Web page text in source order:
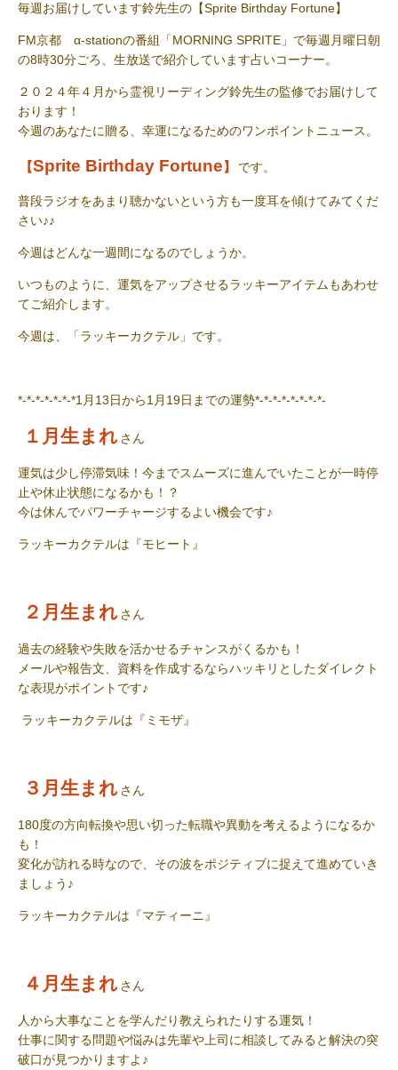
毎週お届けしています鈴先生の【Sprite Birthday Fortune】
FM京都 α-stationの番組「MORNING SPRITE」で毎週月曜日朝
の8時30分ごろ、生放送で紹介しています占いコーナー。
２０２４年４月から霊視リーディング鈴先生の監修でお届けして
おります！
今週のあなたに贈る、幸運になるためのワンポイントニュース。
【Sprite Birthday Fortune】 です。
普段ラジオをあまり聴かないという方も一度耳を傾けてみてくだ
さい♪♪
今週はどんな一週間になるのでしょうか。
いつものように、運気をアップさせるラッキーアイテムもあわせ
てご紹介します。
今週は、「ラッキーカクテル」です。
*-*-*-*-*-*-*1月13日から1月19日までの運勢*-*-*-*-*-*-*-*-
１月生まれさん
運気は少し停滞気味！今までスムーズに進んでいたことが一時停
止や休止状態になるかも！？
今は休んでパワーチャージするよい機会です♪
ラッキーカクテルは『モヒート』
２月生まれさん
過去の経験や失敗を活かせるチャンスがくるかも！
メールや報告文、資料を作成するならハッキリとしたダイレクト
な表現がポイントです♪
ラッキーカクテルは『 ミモザ』
３月生まれさん
180度の方向転換や思い切った転職や異動を考えるようになるか
も！
変化が訪れる時なので、その波をポジティブに捉えて進めていき
ましょう ♪
ラッキーカクテルは『マティーニ 』
４月生まれさん
人から大事なことを学んだり教えられたりする運気！
仕事に関する問題や悩みは先輩や上司に相談してみると解決の突
破口が見つかりますよ ♪